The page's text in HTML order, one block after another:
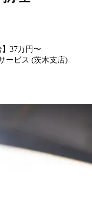
】37万円〜
ービス (茨木支店)